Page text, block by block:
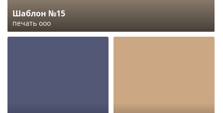
Шаблон №15
печать ооо